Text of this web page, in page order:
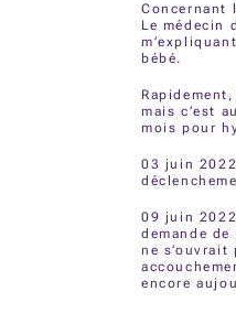
Concernant
Le médecin
bébé.
mais c’est
mois pour
03 juin
09 juin
demande
ne
encore